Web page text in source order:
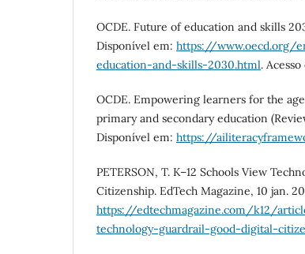
OCDE. Future of education and skills
Disponível em: https://www.oecd.org/
education-and-skills-2030.html.
OCDE. Empowering learners for the
primary and secondary education
Disponível em: https://
PETERSON, T. K–12 Schools View
Citizenship. EdTech Magazine, 10 jan.
https://edtechmagazine.com/k12/
technology-guardrail-good-digital-